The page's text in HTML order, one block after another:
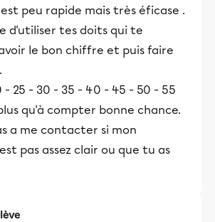
peu rapide mais très éficase .
d'utiliser tes doits qui te
le bon chiffre et puis faire
- 25 - 30 - 35 - 40 - 45 - 50 - 55
qu'à compter bonne chance.
a me contacter si mon
pas assez clair ou que tu as